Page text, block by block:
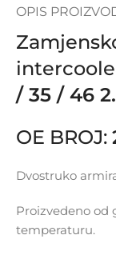
OPIS
/ 35 / 46
OE BROJ:
Dvostruko
Proizvedeno od
temperaturu.